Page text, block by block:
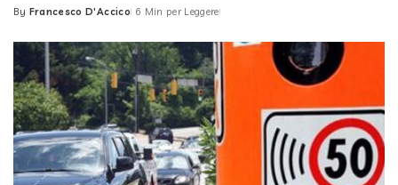
Posted
By Francesco D'Accico 6 Min per Leggere